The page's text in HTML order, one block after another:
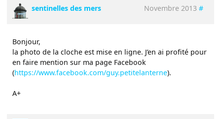
sentinelles des mers Novembre 2013 #
Bonjour,
la photo de la cloche est mise en ligne. J’en ai profité pour
en faire mention sur ma page Facebook
(https://www.facebook.com/guy.petitelanterne).
A+